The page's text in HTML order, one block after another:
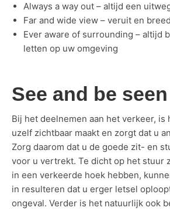
Always a way out – altijd een
Far and wide view – veruit en
Ever aware of surrounding – altijd
letten op uw omgeving
See and be seen
Bij het deelnemen aan het verkeer, is
uzelf zichtbaar maakt en zorgt dat u
Zorg daarom dat u de goede zit- en
voor u vertrekt. Te dicht op het stuur
in een verkeerde hoek hebben,
in resulteren dat u erger letsel
ongeval. Verder is het natuurlijk ook